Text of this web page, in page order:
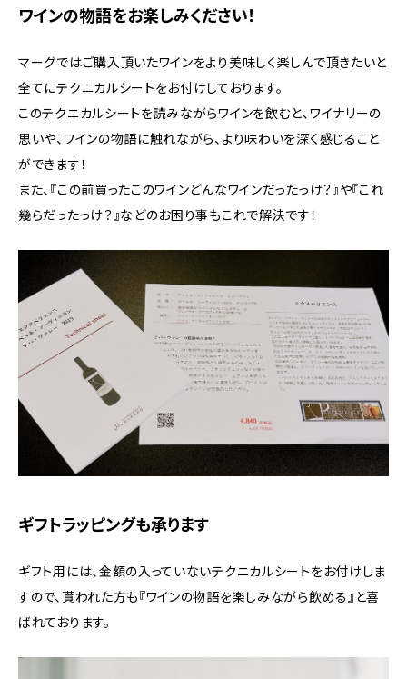
ワインの物語をお楽しみください！
マーグではご購入頂いたワインをより美味しく楽しんで頂きたいと
全てにテクニカルシートをお付けしております。
このテクニカルシートを読みながらワインを飲むと、ワイナリーの
思いや、ワインの物語に触れながら、より味わいを深く感じること
ができます！
また、『この前買ったこのワインどんなワインだったっけ？』や『これ
幾らだったっけ？』などのお困り事もこれで解決です！
ギフトラッピングも承ります
ギフト用には、金額の入っていないテクニカルシートをお付けしま
すので、貰われた方も『ワインの物語を楽しみながら飲める』と喜
ばれております。